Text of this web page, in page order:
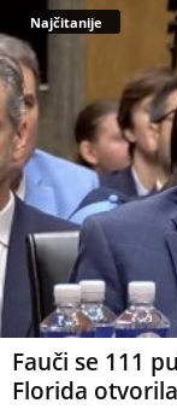
Najčitanije
Fauči se 111
Florida